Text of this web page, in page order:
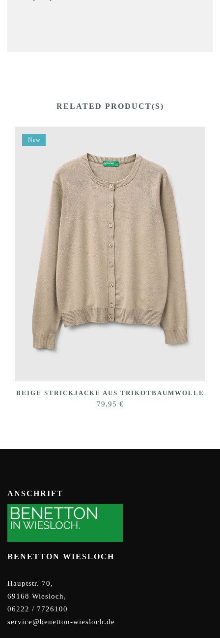
RELATED PRODUCT(S)
New
BEIGE STRICKJACKE AUS TRIKOTBAUMWOLLE
79,95 €
ANSCHRIFT
BENETTON WIESLOCH
Hauptstr. 70,
69168 Wiesloch,
06222 / 7726100
service@benetton-wiesloch.de